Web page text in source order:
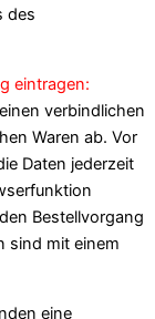
des
eintragen:
verbindlichen
Waren ab. Vor
Daten jederzeit
Bestellvorgang
sind mit einem
eine